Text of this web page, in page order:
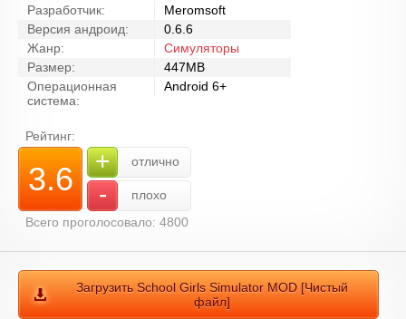
Разработчик:
Meromsoft
Версия андроид:
0.6.6
Жанр:
Симуляторы
Размер:
447MB
Операционная
система:
Android 6+
Рейтинг:
3.6 + отлично
-
плохо
Всего проголосовало: 4800
Загрузить School Girls Simulator MOD [Чистый
файл]